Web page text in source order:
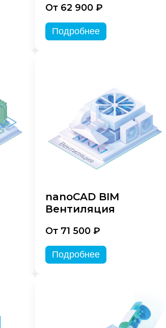
От 62 900 ₽
Подробнее
nanoCAD BIM
Вентиляция
От 71 500 ₽
Подробнее